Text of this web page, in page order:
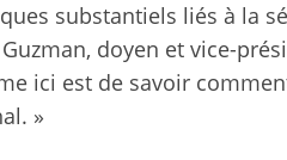
substantiels liés à la
doyen et vice-
ici est de savoir
»